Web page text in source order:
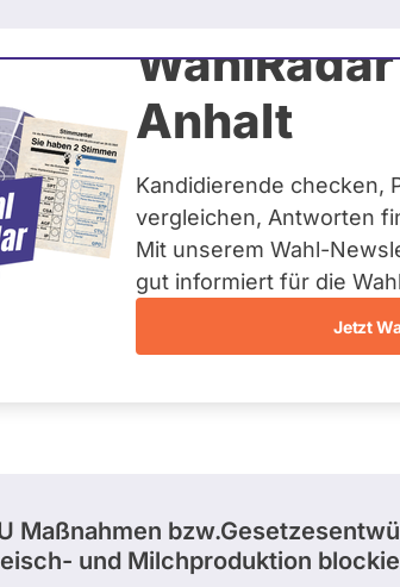
Anhalt
Kandidierende checken,
vergleichen, Antworten
Mit unserem Wahl-
gut informiert für die
Jetzt
Jung
aktuelles und kein zukünftiges
auf Landes-, Bundes-
Kandidaturen über eine
nicht erfasst.
Maßnahmen
und Milchproduktion